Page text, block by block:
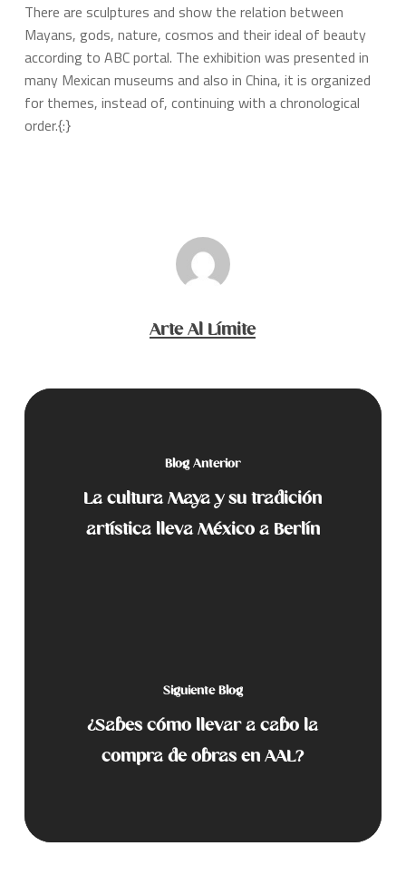
There are sculptures and show the relation between
Mayans, gods, nature, cosmos and their ideal of beauty
according to ABC portal. The exhibition was presented in
many Mexican museums and also in China, it is organized
for themes, instead of, continuing with a chronological
order.{:}
Arte Al Límite
Blog Anterior
La cultura Maya y su tradición
artística lleva México a Berlín
Siguiente Blog
¿Sabes cómo llevar a cabo la
compra de obras en AAL?